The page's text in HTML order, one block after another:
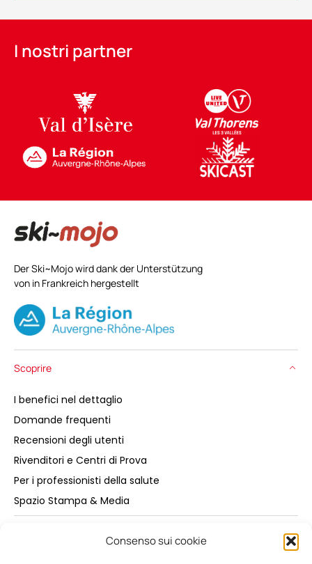
Consenso sui cookie
I nostri partner
Der Ski~Mojo wird dank der Unterstützung
von in Frankreich hergestellt
Scoprire
I benefici nel dettaglio
Domande frequenti
Recensioni degli utenti
Rivenditori e Centri di Prova
Per i professionisti della salute
Spazio Stampa & Media